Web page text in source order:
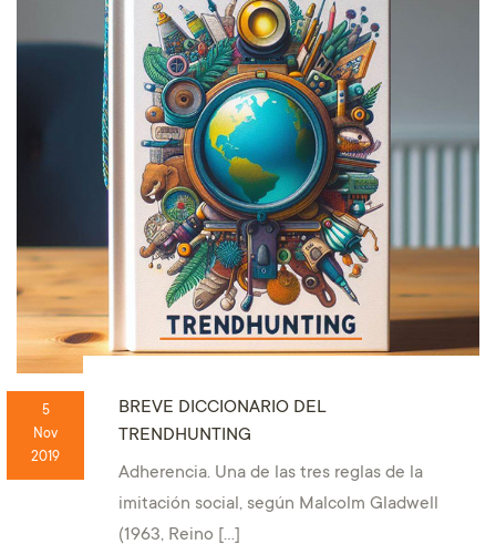
5
Nov
2019
BREVE DICCIONARIO DEL
TRENDHUNTING
Adherencia. Una de las tres reglas de la
imitación social, según Malcolm Gladwell
(1963, Reino […]